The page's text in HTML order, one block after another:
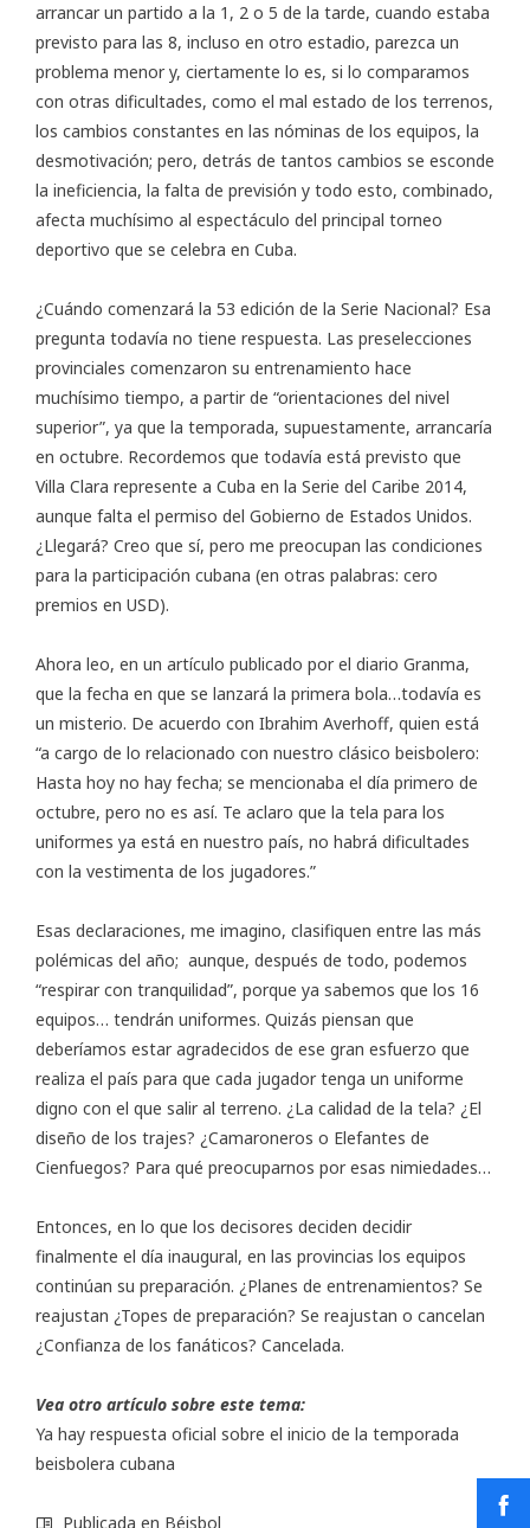
arrancar un partido a la 1, 2 o 5 de la tarde, cuando estaba
previsto para las 8, incluso en otro estadio, parezca un
problema menor y, ciertamente lo es, si lo comparamos
con otras dificultades, como el mal estado de los terrenos,
los cambios constantes en las nóminas de los equipos, la
desmotivación; pero, detrás de tantos cambios se esconde
la ineficiencia, la falta de previsión y todo esto, combinado,
afecta muchísimo al espectáculo del principal torneo
deportivo que se celebra en Cuba.
¿Cuándo comenzará la 53 edición de la Serie Nacional? Esa
pregunta todavía no tiene respuesta. Las preselecciones
provinciales comenzaron su entrenamiento hace
muchísimo tiempo, a partir de “orientaciones del nivel
superior”, ya que la temporada, supuestamente, arrancaría
en octubre. Recordemos que todavía está previsto que
Villa Clara represente a Cuba en la Serie del Caribe 2014,
aunque falta el permiso del Gobierno de Estados Unidos.
¿Llegará? Creo que sí, pero me preocupan las condiciones
para la participación cubana (en otras palabras: cero
premios en USD).
Ahora leo, en un artículo publicado por el diario Granma,
que la fecha en que se lanzará la primera bola…todavía es
un misterio. De acuerdo con Ibrahim Averhoff, quien está
“a cargo de lo relacionado con nuestro clásico beisbolero:
Hasta hoy no hay fecha; se mencionaba el día primero de
octubre, pero no es así. Te aclaro que la tela para los
uniformes ya está en nuestro país, no habrá dificultades
con la vestimenta de los jugadores.”
Esas declaraciones, me imagino, clasifiquen entre las más
polémicas del año; aunque, después de todo, podemos
“respirar con tranquilidad”, porque ya sabemos que los 16
equipos… tendrán uniformes. Quizás piensan que
deberíamos estar agradecidos de ese gran esfuerzo que
realiza el país para que cada jugador tenga un uniforme
digno con el que salir al terreno. ¿La calidad de la tela? ¿El
diseño de los trajes? ¿Camaroneros o Elefantes de
Cienfuegos? Para qué preocuparnos por esas nimiedades…
Entonces, en lo que los decisores deciden decidir
finalmente el día inaugural, en las provincias los equipos
continúan su preparación. ¿Planes de entrenamientos? Se
reajustan ¿Topes de preparación? Se reajustan o cancelan
¿Confianza de los fanáticos? Cancelada.
Vea otro artículo sobre este tema:
Ya hay respuesta oficial sobre el inicio de la temporada
beisbolera cubana
Publicada en Béisbol